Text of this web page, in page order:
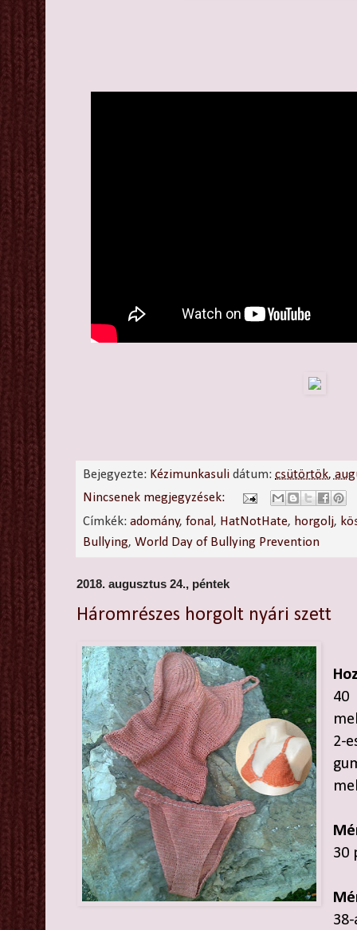
Bejegyezte: Kézimunkasuli dátum:csütörtök,
Nincsenek megjegyzések:
Címkék:adomány,fonal , HatNotHate, horgolj,
Bullying,World Day of Bullying Prevention
2018. augusztus 24., péntek
Háromrészes horgolt nyári szett
2-
30
38-